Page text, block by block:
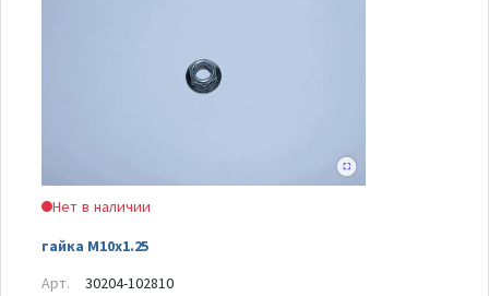
Нет в наличии
гайка M10x1.25
Арт.
30204-102810